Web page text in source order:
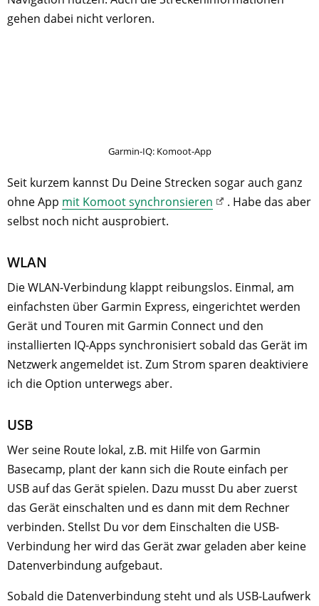
gehen dabei nicht verloren.
Garmin-IQ: Komoot-App
Seit kurzem kannst Du Deine Strecken sogar auch ganz
ohne App mit Komoot synchronsieren
. Habe das aber
selbst noch nicht ausprobiert.
WLAN
Die WLAN-Verbindung klappt reibungslos. Einmal, am
einfachsten über Garmin Express, eingerichtet werden
Gerät und Touren mit Garmin Connect und den
installierten IQ-Apps synchronisiert sobald das Gerät im
Netzwerk angemeldet ist. Zum Strom sparen deaktiviere
ich die Option unterwegs aber.
USB
Wer seine Route lokal, z.B. mit Hilfe von Garmin
Basecamp, plant der kann sich die Route einfach per
USB auf das Gerät spielen. Dazu musst Du aber zuerst
das Gerät einschalten und es dann mit dem Rechner
verbinden. Stellst Du vor dem Einschalten die USB-
Verbindung her wird das Gerät zwar geladen aber keine
Datenverbindung aufgebaut.
Sobald die Datenverbindung steht und als USB-Laufwerk